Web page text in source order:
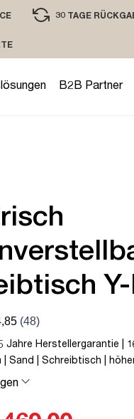
30 TAGE
B2B Partner
Jahre Herstellergarantie |
| Sand | Schreibtisch |
| bis zu 80 kg | Steckertyp
| Elektrisch